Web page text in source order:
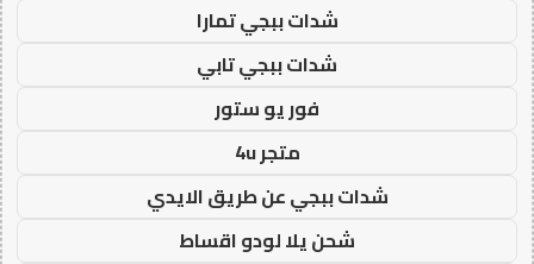
شدات ببجي تمارا
شدات ببجي تابي
فور يو ستور
متجر 4u
شدات ببجي عن طريق الايدي
شحن يلا لودو اقساط